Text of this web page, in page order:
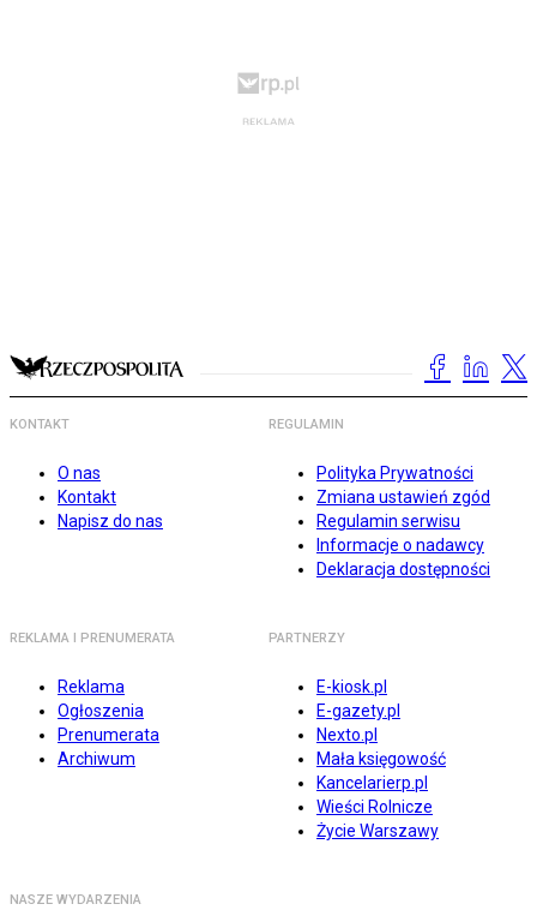
KONTAKT
O nas
Kontakt
Napisz do nas
REGULAMIN
Polityka Prywatności
Zmiana ustawień zgód
Regulamin serwisu
Informacje o nadawcy
Deklaracja dostępności
REKLAMA I PRENUMERATA
Reklama
Ogłoszenia
Prenumerata
Archiwum
PARTNERZY
E-kiosk.pl
E-gazety.pl
Nexto.pl
Mała księgowość
Kancelarierp.pl
Wieści Rolnicze
Życie Warszawy
NASZE WYDARZENIA